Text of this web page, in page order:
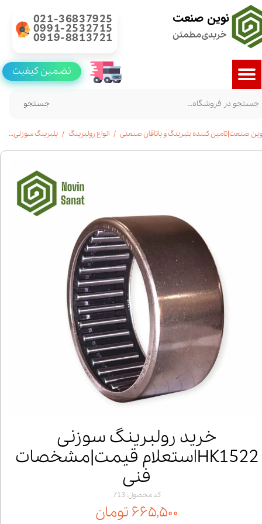
نوین صنعت
خریدی مطمئن
021-36837925
0991-2532715
0919-8813721
جستجو
تضمین کیفیت
صنعت|تامین کننده بلبرینگ و یاتاقان صنعتی انواع رولبرینگ بلبرینگ سوزنی
خرید رولبرینگ سوزنی
HK1522استعلام قیمت|مشخصات
فنی
کد محصول: 713
۶۶۵,۵۰۰ تومان